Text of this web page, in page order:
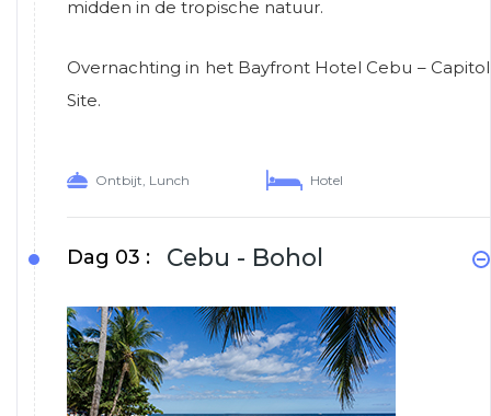
midden in de tropische natuur.
Overnachting in het Bayfront Hotel Cebu – Capitol
Site.
Ontbijt, Lunch Hotel
Dag 03 : Cebu - Bohol